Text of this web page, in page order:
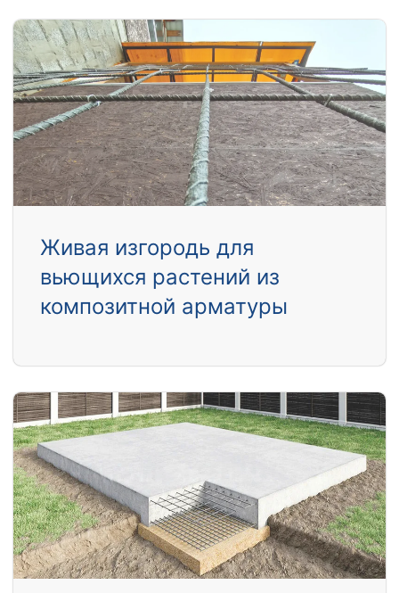
Живая изгородь для
вьющихся растений из
композитной арматуры